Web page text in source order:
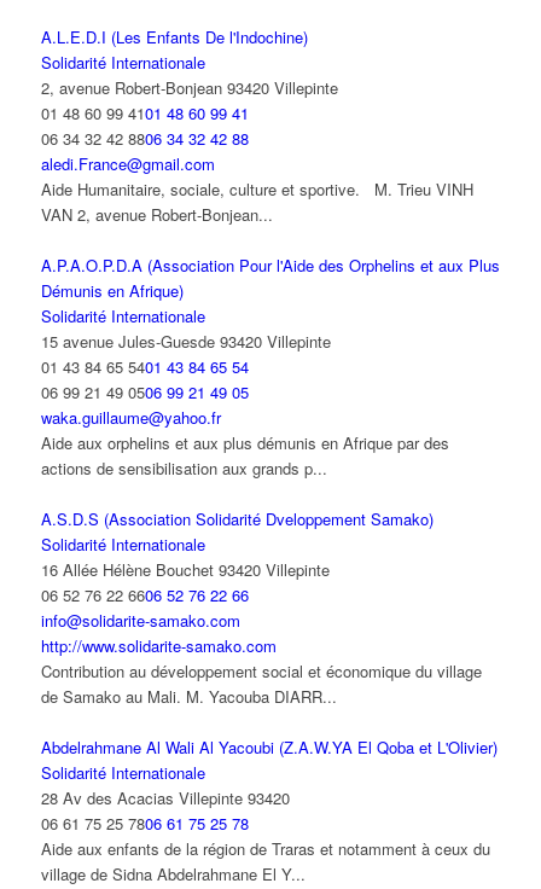
A.L.E.D.I (Les Enfants De l'Indochine)
Solidarité Internationale
2, avenue Robert-Bonjean 93420 Villepinte
01 48 60 99 4101 48 60 99 41
06 34 32 42 8806 34 32 42 88
aledi.France@gmail.com
Aide Humanitaire, sociale, culture et sportive. M. Trieu VINH
VAN 2, avenue Robert-Bonjean...
A.P.A.O.P.D.A (Association Pour l'Aide des Orphelins et aux Plus
Démunis en Afrique)
Solidarité Internationale
15 avenue Jules-Guesde 93420 Villepinte
01 43 84 65 5401 43 84 65 54
06 99 21 49 0506 99 21 49 05
waka.guillaume@yahoo.fr
Aide aux orphelins et aux plus démunis en Afrique par des
actions de sensibilisation aux grands p...
A.S.D.S (Association Solidarité Dveloppement Samako)
Solidarité Internationale
16 Allée Hélène Bouchet 93420 Villepinte
06 52 76 22 6606 52 76 22 66
info@solidarite-samako.com
http://www.solidarite-samako.com
Contribution au développement social et économique du village
de Samako au Mali. M. Yacouba DIARR...
Abdelrahmane Al Wali Al Yacoubi (Z.A.W.YA El Qoba et L'Olivier)
Solidarité Internationale
28 Av des Acacias Villepinte 93420
06 61 75 25 7806 61 75 25 78
Aide aux enfants de la région de Traras et notamment à ceux du
village de Sidna Abdelrahmane El Y...